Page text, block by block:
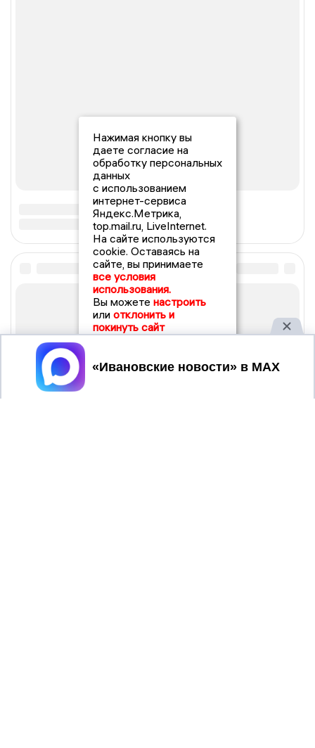
Нажимая кнопку вы
даете согласие на
обработку персональных
данных
с использованием
интернет-сервиса
Яндекс.Метрика,
top.mail.ru, LiveInternet.
На сайте используются
cookie. Оставаясь на
сайте, вы принимаете
все условия
использования.
Вы можете настроить
или отклонить и
покинуть сайт
Принять